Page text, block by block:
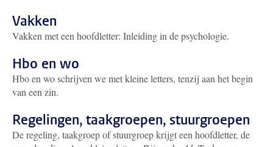
Vakken
Vakken met een hoofdletter: Inleiding in de psychologie.
Hbo en wo
Hbo en wo schrijven we met kleine letters, tenzij aan het begin
van een zin.
Regelingen, taakgroepen, stuurgroepen
De regeling, taakgroep of stuurgroep krijgt een hoofdletter, de